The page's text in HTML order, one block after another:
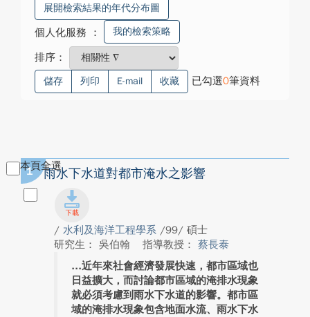
展開檢索結果的年代分布圖
個人化服務 ： 我的檢索策略
排序：
儲存 列印 E-mail 收藏 已勾選0筆資料
本頁全選
1 雨水下水道對都市淹水之影響
/ 水利及海洋工程學系 /99/ 碩士
研究生： 吳伯翰
指導教授： 蔡長泰
近年來社會經濟發展快速，都市區域也
日益擴大，而討論都市區域的淹排水現象
就必須考慮到雨水下水道的影響。都市區
域的淹排水現象包含地面水流、雨水下水